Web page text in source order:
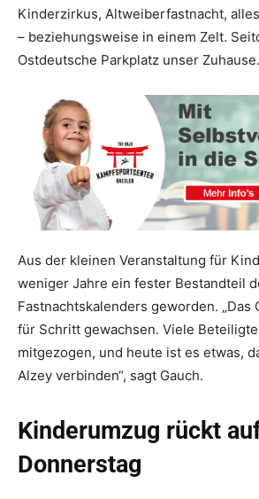
Kinderzirkus, Altweiberfastnacht,
– beziehungsweise in einem Zelt.
Ostdeutsche Parkplatz unser
Aus der kleinen Veranstaltung für
weniger Jahre ein fester Bestandteil
Fastnachtskalenders geworden. „Das
für Schritt gewachsen. Viele
mitgezogen, und heute ist es etwas,
Alzey verbinden“, sagt Gauch.
Kinderumzug rückt
Donnerstag